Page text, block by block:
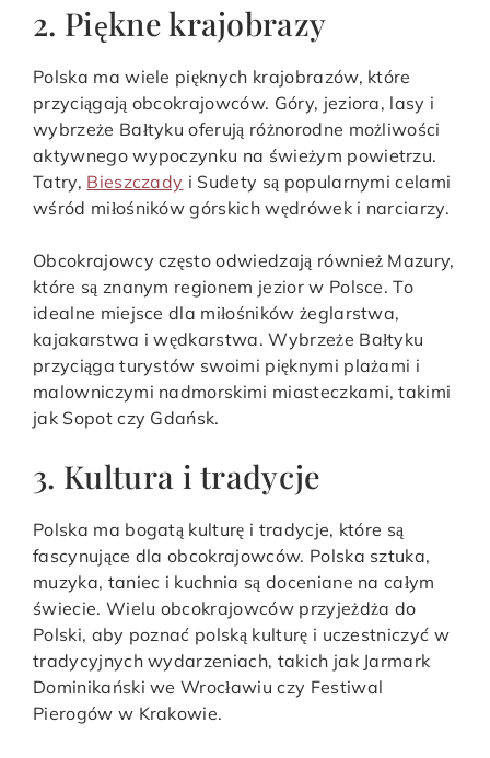
2. Piękne krajobrazy
Polska ma wiele pięknych krajobrazów, które
przyciągają obcokrajowców. Góry, jeziora, lasy i
wybrzeże Bałtyku oferują różnorodne możliwości
aktywnego wypoczynku na świeżym powietrzu.
Tatry, Bieszczady i Sudety są popularnymi celami
wśród miłośników górskich wędrówek i narciarzy.
Obcokrajowcy często odwiedzają również Mazury,
które są znanym regionem jezior w Polsce. To
idealne miejsce dla miłośników żeglarstwa,
kajakarstwa i wędkarstwa. Wybrzeże Bałtyku
przyciąga turystów swoimi pięknymi plażami i
malowniczymi nadmorskimi miasteczkami, takimi
jak Sopot czy Gdańsk.
3. Kultura i tradycje
Polska ma bogatą kulturę i tradycje, które są
fascynujące dla obcokrajowców. Polska sztuka,
muzyka, taniec i kuchnia są doceniane na całym
świecie. Wielu obcokrajowców przyjeżdża do
Polski, aby poznać polską kulturę i uczestniczyć w
tradycyjnych wydarzeniach, takich jak Jarmark
Dominikański we Wrocławiu czy Festiwal
Pierogów w Krakowie.